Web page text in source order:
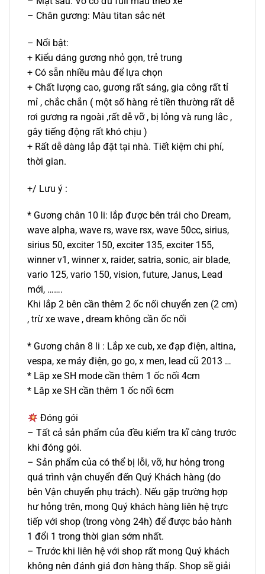
– Chân gương: Màu titan sắc nét
– Nổi bật:
+ Kiểu dáng gương nhỏ gọn, trẻ trung
+ Có sẵn nhiều màu để lựa chọn
+ Chất lượng cao, gương rất sáng, gia công rất tỉ
mỉ , chắc chắn ( một số hàng rẻ tiền thường rất dễ
rơi gương ra ngoài ,rất dễ vỡ , bị lỏng và rung lắc ,
gây tiếng động rất khó chịu )
+ Rất dễ dàng lắp đặt tại nhà. Tiết kiệm chi phí,
thời gian.
+/ Lưu ý :
* Gương chân 10 li: lắp được bên trái cho Dream,
wave alpha, wave rs, wave rsx, wave 50cc, sirius,
sirius 50, exciter 150, exciter 135, exciter 155,
winner v1, winner x, raider, satria, sonic, air blade,
vario 125, vario 150, vision, future, Janus, Lead
mới, …….
Khi lắp 2 bên cần thêm 2 ốc nối chuyển zen (2 cm)
, trừ xe wave , dream không cần ốc nối
* Gương chân 8 li : Lắp xe cub, xe đạp điện, altina,
vespa, xe máy điện, go go, x men, lead cũ 2013 …
* Lăp xe SH mode cần thêm 1 ốc nối 4cm
* Lăp xe SH cần thêm 1 ốc nối 6cm
Đóng gói
– Tất cả sản phẩm của đều kiểm tra kĩ càng trước
khi đóng gói.
– Sản phẩm của có thể bị lỗi, vỡ, hư hỏng trong
quá trình vận chuyển đến Quý Khách hàng (do
bên Vận chuyển phụ trách). Nếu gặp trường hợp
hư hỏng trên, mong Quý khách hàng liên hệ trực
tiếp với shop (trong vòng 24h) để được bảo hành
1 đổi 1 trong thời gian sớm nhất.
– Trước khi liên hệ với shop rất mong Quý khách
không nên đánh giá đơn hàng thấp. Shop sẽ giải